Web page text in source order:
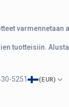
varmennetaan
tuotteisiin.
5251 ( EUR)